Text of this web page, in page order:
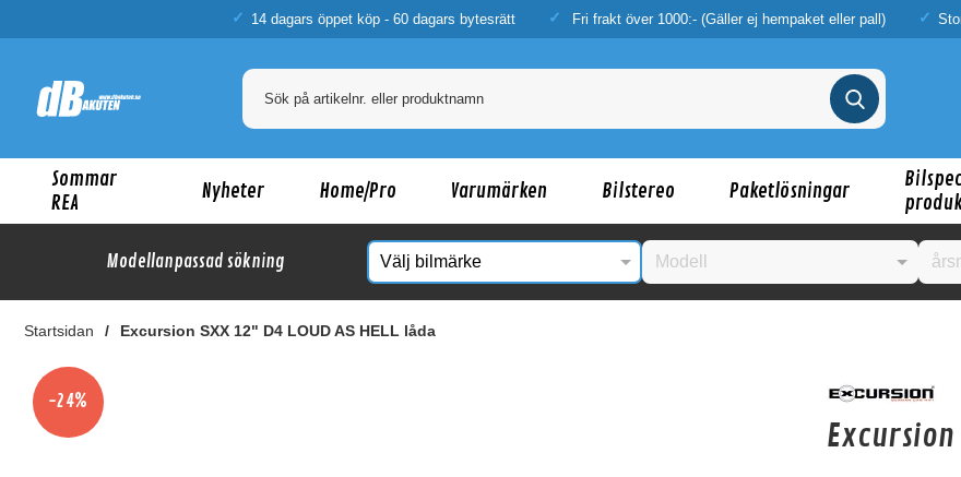
14 dagars öppet köp - 60 dagars bytesrätt Fri frakt över 1000:- (Gäller ej hempaket eller pall)
Sommar
REA
Nyheter Home/Pro Varumärken Bilstereo Paketlösningar
Modellanpassad sökning
Startsidan Excursion SXX 12" D4 LOUD AS HELL låda
Kanske någon av dessa produkter kan intressera
-24%
Excursion